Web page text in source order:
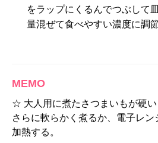
をラップにくるんでつぶして
量混ぜて食べやすい濃度に調節
MEMO
☆ 大人用に煮たさつまいもが硬
さらに軟らかく煮るか、電子レ
加熱する。